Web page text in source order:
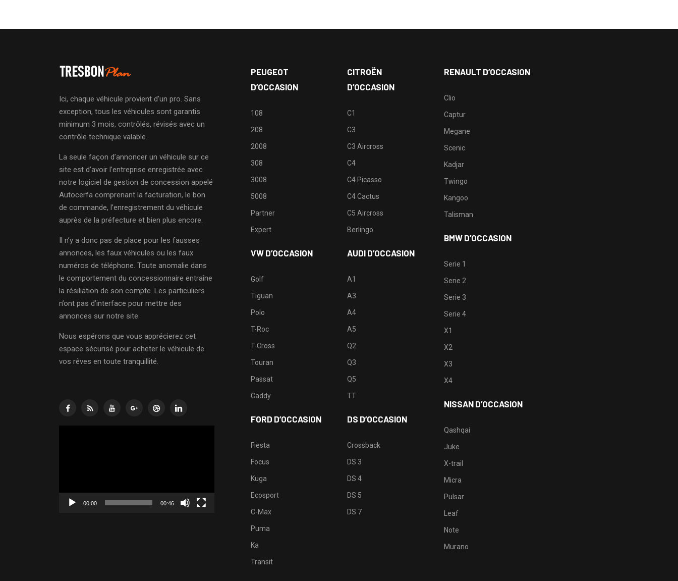
Ici, chaque véhicule provient d’un pro. Sans
exception, tous les véhicules sont garantis
minimum 3 mois, contrôlés, révisés avec un
contrôle technique valable.
La seule façon d’annoncer un véhicule sur ce
site est d’avoir l’entreprise enregistrée avec
notre logiciel de gestion de concession appelé
Autocerfa comprenant la facturation, le bon
de commande, l’enregistrement du véhicule
auprès de la préfecture et bien plus encore.
Il n’y a donc pas de place pour les fausses
annonces, les faux véhicules ou les faux
numéros de téléphone. Toute anomalie dans
le comportement du concessionnaire entraîne
la résiliation de son compte. Les particuliers
n’ont pas d’interface pour mettre des
annonces sur notre site.
Nous espérons que vous apprécierez cet
espace sécurisé pour acheter le véhicule de
vos rêves en toute tranquillité.
00:00 00:46
PEUGEOT
D’OCCASION
108
208
2008
308
3008
5008
Partner
Expert
VW D’OCCASION
Golf
Tiguan
Polo
T-Roc
T-Cross
Touran
Passat
Caddy
FORD D’OCCASION
Fiesta
Focus
Kuga
Ecosport
C-Max
Puma
Ka
Transit
CITROËN
D’OCCASION
C1
C3
C3 Aircross
C4
C4 Picasso
C4 Cactus
C5 Aircross
Berlingo
AUDI D’OCCASION
A1
A3
A4
A5
Q2
Q3
Q5
TT
DS D’OCCASION
Crossback
DS 3
DS 4
DS 5
DS 7
RENAULT D’OCCASION
Clio
Captur
Megane
Scenic
Kadjar
Twingo
Kangoo
Talisman
BMW D’OCCASION
Serie 1
Serie 2
Serie 3
Serie 4
X1
X2
X3
X4
NISSAN D’OCCASION
Qashqai
Juke
X-trail
Micra
Pulsar
Leaf
Note
Murano